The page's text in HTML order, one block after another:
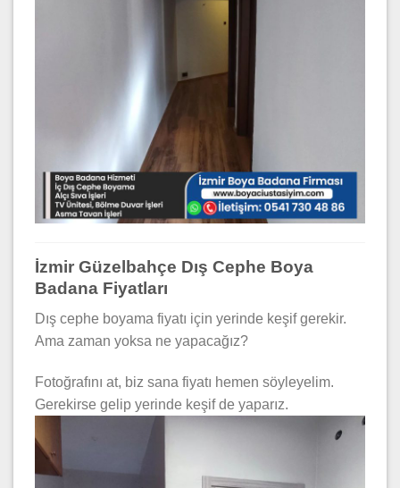
İzmir Güzelbahçe Dış Cephe Boya
Badana Fiyatları
Dış cephe boyama fiyatı için yerinde keşif gerekir.
Ama zaman yoksa ne yapacağız?
Fotoğrafını at, biz sana fiyatı hemen söyleyelim.
Gerekirse gelip yerinde keşif de yaparız.